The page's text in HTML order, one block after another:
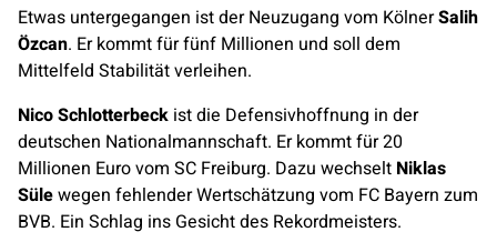
Etwas untergegangen ist der Neuzugang vom KölnerSalih
Özcan. Er kommt für fünf Millionen und soll dem
Mittelfeld Stabilität verleihen.
Nico Schlotterbeck ist die Defensivhoffnung in der
deutschen Nationalmannschaft. Er kommt für 20
Millionen Euro vom SC Freiburg. Dazu wechselt Niklas
Sülewegen fehlender Wertschätzung vom FC Bayern zum
BVB. Ein Schlag ins Gesicht des Rekordmeisters.